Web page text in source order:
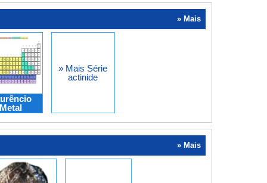
» Mais
Metal
» Mais Série
actinide
» Mais